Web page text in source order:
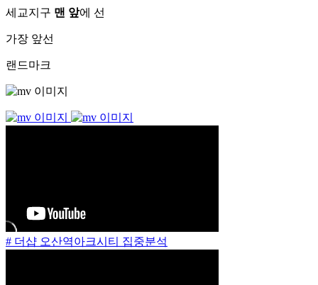
세교지구 맨 앞에 선
가장 앞선
랜드마크
# 더샵 오산역아크시티 집중분석